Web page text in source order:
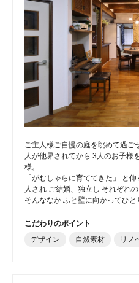
ご主人様ご自慢の庭を眺めて過ご
人が他界されてから 3人のお子様
様。
「がむしゃらに育ててきた」 と
人され ご結婚、独立し それぞれ
そんななか ふと壁に向かってひ
こだわりのポイント
デザイン
自然素材 リノ